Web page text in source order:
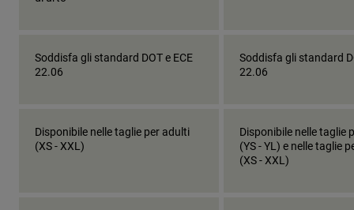
Soddisfa gli standard DOT e ECE
22.06
Soddisfa gli standard
22.06
Disponibile nelle taglie per adulti
(XS - XXL)
Disponibile nelle taglie
(YS - YL) e nelle taglie
(XS - XXL)